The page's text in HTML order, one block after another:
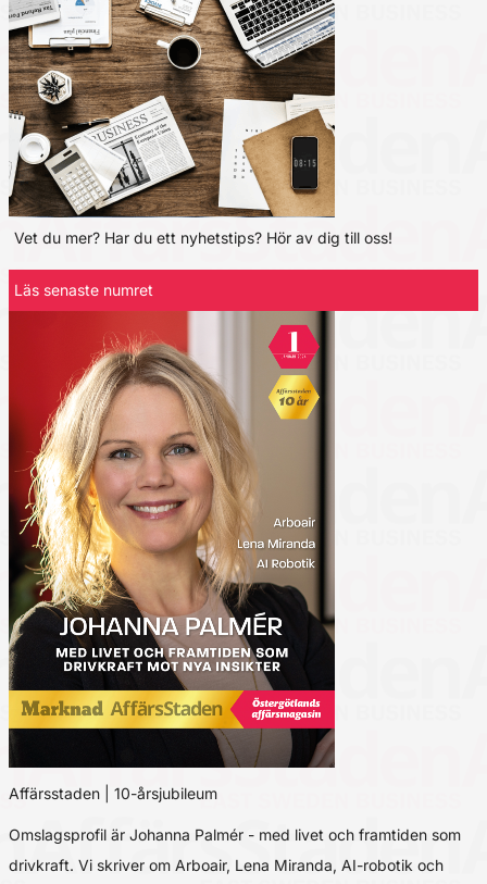
Vet du mer? Har du ett nyhetstips? Hör av dig till oss!
Läs senaste numret
Affärsstaden | 10-årsjubileum
Omslagsprofil är Johanna Palmér - med livet och framtiden som
drivkraft. Vi skriver om Arboair, Lena Miranda, AI-robotik och